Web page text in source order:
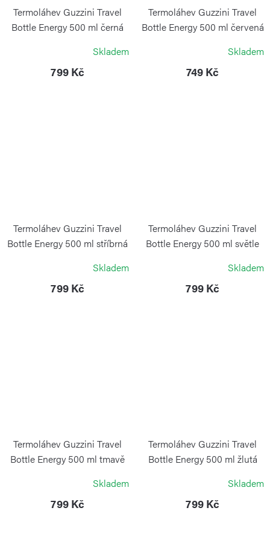
Termoláhev Guzzini Travel
Bottle Energy 500 ml černá
Skladem
799 Kč
Termoláhev Guzzini Travel
Bottle Energy 500 ml červená
Skladem
749 Kč
Termoláhev Guzzini Travel
Bottle Energy 500 ml stříbrná
Skladem
799 Kč
Termoláhev Guzzini Travel
Bottle Energy 500 ml světle
Skladem
799 Kč
Termoláhev Guzzini Travel
Bottle Energy 500 ml tmavě
Skladem
799 Kč
Termoláhev Guzzini Travel
Bottle Energy 500 ml žlutá
Skladem
799 Kč